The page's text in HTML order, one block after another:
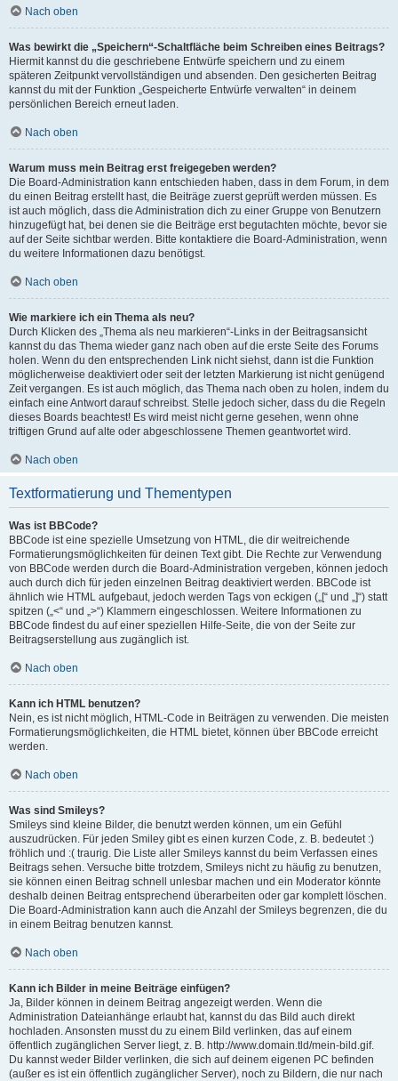
Nach oben
Was bewirkt die „Speichern“-Schaltfläche beim Schreiben eines Beitrags?
Hiermit kannst du die geschriebene Entwürfe speichern und zu einem
späteren Zeitpunkt vervollständigen und absenden. Den gesicherten Beitrag
kannst du mit der Funktion „Gespeicherte Entwürfe verwalten“ in deinem
persönlichen Bereich erneut laden.
Nach oben
Warum muss mein Beitrag erst freigegeben werden?
Die Board-Administration kann entschieden haben, dass in dem Forum, in dem
du einen Beitrag erstellt hast, die Beiträge zuerst geprüft werden müssen. Es
ist auch möglich, dass die Administration dich zu einer Gruppe von Benutzern
hinzugefügt hat, bei denen sie die Beiträge erst begutachten möchte, bevor sie
auf der Seite sichtbar werden. Bitte kontaktiere die Board-Administration, wenn
du weitere Informationen dazu benötigst.
Nach oben
Wie markiere ich ein Thema als neu?
Durch Klicken des „Thema als neu markieren“-Links in der Beitragsansicht
kannst du das Thema wieder ganz nach oben auf die erste Seite des Forums
holen. Wenn du den entsprechenden Link nicht siehst, dann ist die Funktion
möglicherweise deaktiviert oder seit der letzten Markierung ist nicht genügend
Zeit vergangen. Es ist auch möglich, das Thema nach oben zu holen, indem du
einfach eine Antwort darauf schreibst. Stelle jedoch sicher, dass du die Regeln
dieses Boards beachtest! Es wird meist nicht gerne gesehen, wenn ohne
triftigen Grund auf alte oder abgeschlossene Themen geantwortet wird.
Nach oben
Textformatierung und Thementypen
Was ist BBCode?
BBCode ist eine spezielle Umsetzung von HTML, die dir weitreichende
Formatierungsmöglichkeiten für deinen Text gibt. Die Rechte zur Verwendung
von BBCode werden durch die Board-Administration vergeben, können jedoch
auch durch dich für jeden einzelnen Beitrag deaktiviert werden. BBCode ist
ähnlich wie HTML aufgebaut, jedoch werden Tags von eckigen („[“ und „]“) statt
spitzen („<“ und „>“) Klammern eingeschlossen. Weitere Informationen zu
BBCode findest du auf einer speziellen Hilfe-Seite, die von der Seite zur
Beitragserstellung aus zugänglich ist.
Nach oben
Kann ich HTML benutzen?
Nein, es ist nicht möglich, HTML-Code in Beiträgen zu verwenden. Die meisten
Formatierungsmöglichkeiten, die HTML bietet, können über BBCode erreicht
werden.
Nach oben
Was sind Smileys?
Smileys sind kleine Bilder, die benutzt werden können, um ein Gefühl
auszudrücken. Für jeden Smiley gibt es einen kurzen Code, z. B. bedeutet :)
fröhlich und :( traurig. Die Liste aller Smileys kannst du beim Verfassen eines
Beitrags sehen. Versuche bitte trotzdem, Smileys nicht zu häufig zu benutzen,
sie können einen Beitrag schnell unlesbar machen und ein Moderator könnte
deshalb deinen Beitrag entsprechend überarbeiten oder gar komplett löschen.
Die Board-Administration kann auch die Anzahl der Smileys begrenzen, die du
in einem Beitrag benutzen kannst.
Nach oben
Kann ich Bilder in meine Beiträge einfügen?
Ja, Bilder können in deinem Beitrag angezeigt werden. Wenn die
Administration Dateianhänge erlaubt hat, kannst du das Bild auch direkt
hochladen. Ansonsten musst du zu einem Bild verlinken, das auf einem
öffentlich zugänglichen Server liegt, z. B. http://www.domain.tld/mein-bild.gif.
Du kannst weder Bilder verlinken, die sich auf deinem eigenen PC befinden
(außer es ist ein öffentlich zugänglicher Server), noch zu Bildern, die nur nach